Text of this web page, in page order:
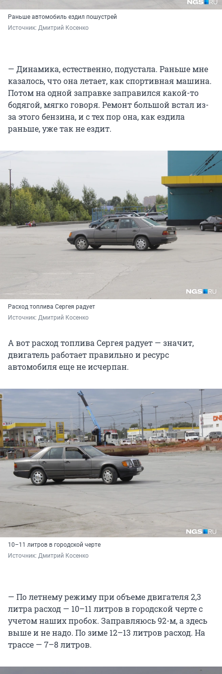
Раньше автомобиль ездил пошустрей
Источник: Дмитрий Косенко
— Динамика, естественно, подустала. Раньше мне
казалось, что она летает, как спортивная машина.
Потом на одной заправке заправился какой-то
бодягой, мягко говоря. Ремонт большой встал из-
за этого бензина, и с тех пор она, как ездила
раньше, уже так не ездит.
Расход топлива Сергея радует
Источник: Дмитрий Косенко
А вот расход топлива Сергея радует — значит,
двигатель работает правильно и ресурс
автомобиля еще не исчерпан.
10–11 литров в городской черте
Источник: Дмитрий Косенко
— По летнему режиму при объеме двигателя 2,3
литра расход — 10–11 литров в городской черте с
учетом наших пробок. Заправляюсь 92-м, а здесь
выше и не надо. По зиме 12–13 литров расход. На
трассе — 7–8 литров.